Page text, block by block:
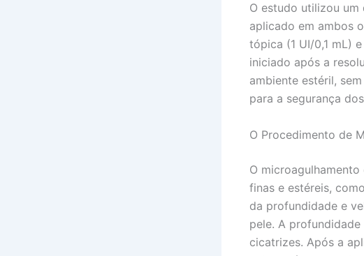
O estudo utilizou
aplicado em ambos
tópica (1 UI/0,1 mL)
iniciado após a
ambiente estéril,
para a segurança
O Procedimento de
O
finas e estéreis,
da profundidade e
pele. A
cicatrizes. Após a